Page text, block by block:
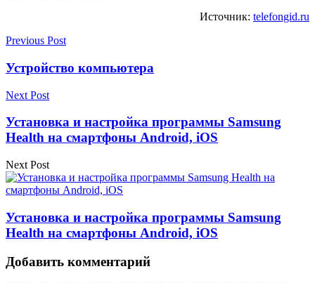
Источник: telefongid.ru
Previous Post
Устройство компьютера
Next Post
Установка и настройка программы Samsung
Health на смартфоны Android, iOS
Next Post
Установка и настройка программы Samsung
Health на смартфоны Android, iOS
Добавить комментарий